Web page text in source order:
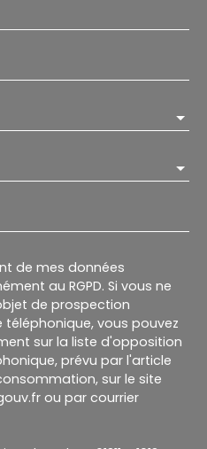
de mes données
au RGPD. Si vous ne
de prospection
vous pouvez
sur la liste d'opposition
prévu par l'article
sur le site
ou par courrier